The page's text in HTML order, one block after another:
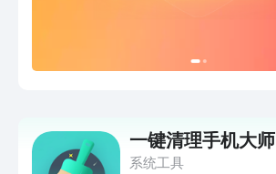
一键清理手机大师
系统工具